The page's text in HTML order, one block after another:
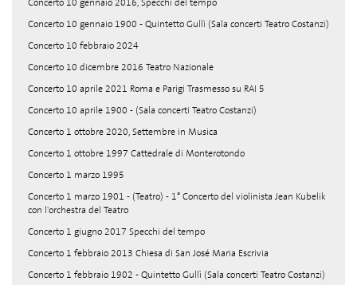
Concerto 10 gennaio 1900 - Quintetto Gullì (Sala concerti Teatro Costanzi)
Concerto 10 febbraio 2024
Concerto 10 dicembre 2016 Teatro Nazionale
Concerto 10 aprile 2021 Roma e Parigi Trasmesso su RAI 5
Concerto 10 aprile 1900 - (Sala concerti Teatro Costanzi)
Concerto 1 ottobre 2020, Settembre in Musica
Concerto 1 ottobre 1997 Cattedrale di Monterotondo
Concerto 1 marzo 1995
Concerto 1 marzo 1901 - (Teatro) - 1° Concerto del violinista Jean Kubelik
con l'orchestra del Teatro
Concerto 1 giugno 2017 Specchi del tempo
Concerto 1 febbraio 2013 Chiesa di San José Maria Escrivia
Concerto 1 febbraio 1902 - Quintetto Gullì (Sala concerti Teatro Costanzi)